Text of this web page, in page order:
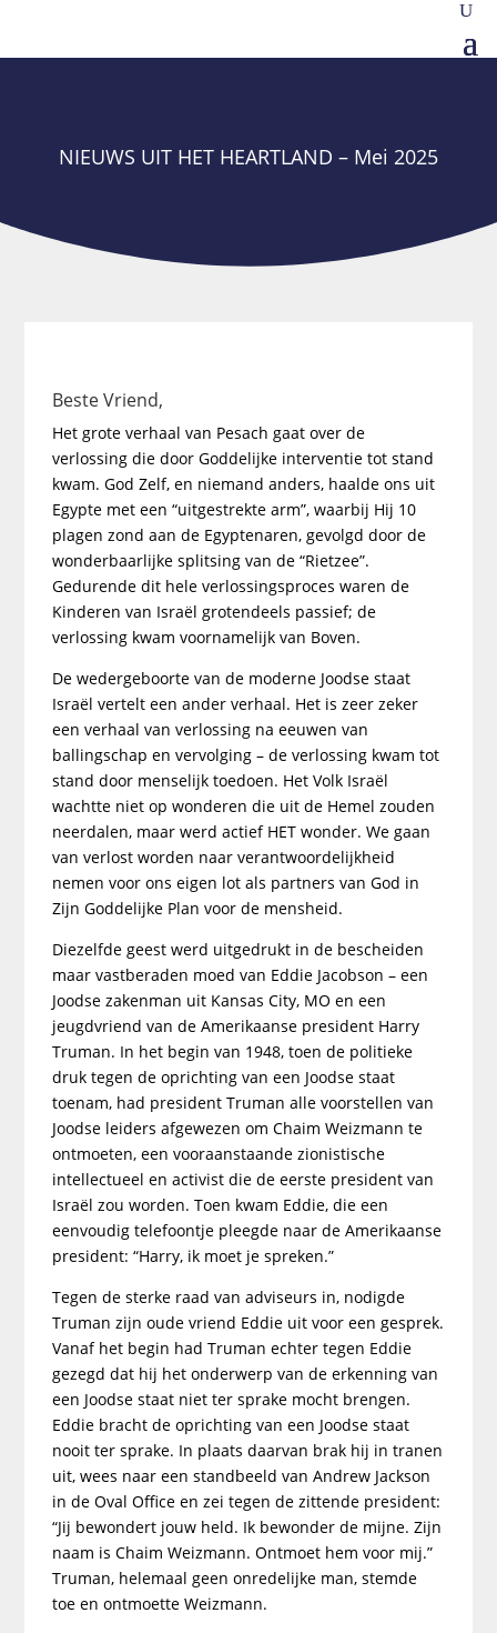
NIEUWS UIT HET HEARTLAND – Mei 2025
Beste Vriend,
Het grote verhaal van Pesach gaat over de
verlossing die door Goddelijke interventie tot stand
kwam. God Zelf, en niemand anders, haalde ons uit
Egypte met een “uitgestrekte arm”, waarbij Hij 10
plagen zond aan de Egyptenaren, gevolgd door de
wonderbaarlijke splitsing van de “Rietzee”.
Gedurende dit hele verlossingsproces waren de
Kinderen van Israël grotendeels passief; de
verlossing kwam voornamelijk van Boven.
De wedergeboorte van de moderne Joodse staat
Israël vertelt een ander verhaal. Het is zeer zeker
een verhaal van verlossing na eeuwen van
ballingschap en vervolging – de verlossing kwam tot
stand door menselijk toedoen. Het Volk Israël
wachtte niet op wonderen die uit de Hemel zouden
neerdalen, maar werd actief HET wonder. We gaan
van verlost worden naar verantwoordelijkheid
nemen voor ons eigen lot als partners van God in
Zijn Goddelijke Plan voor de mensheid.
Diezelfde geest werd uitgedrukt in de bescheiden
maar vastberaden moed van Eddie Jacobson – een
Joodse zakenman uit Kansas City, MO en een
jeugdvriend van de Amerikaanse president Harry
Truman. In het begin van 1948, toen de politieke
druk tegen de oprichting van een Joodse staat
toenam, had president Truman alle voorstellen van
Joodse leiders afgewezen om Chaim Weizmann te
ontmoeten, een vooraanstaande zionistische
intellectueel en activist die de eerste president van
Israël zou worden. Toen kwam Eddie, die een
eenvoudig telefoontje pleegde naar de Amerikaanse
president: “Harry, ik moet je spreken.”
Tegen de sterke raad van adviseurs in, nodigde
Truman zijn oude vriend Eddie uit voor een gesprek.
Vanaf het begin had Truman echter tegen Eddie
gezegd dat hij het onderwerp van de erkenning van
een Joodse staat niet ter sprake mocht brengen.
Eddie bracht de oprichting van een Joodse staat
nooit ter sprake. In plaats daarvan brak hij in tranen
uit, wees naar een standbeeld van Andrew Jackson
in de Oval Office en zei tegen de zittende president:
“Jij bewondert jouw held. Ik bewonder de mijne. Zijn
naam is Chaim Weizmann. Ontmoet hem voor mij.”
Truman, helemaal geen onredelijke man, stemde
toe en ontmoette Weizmann.